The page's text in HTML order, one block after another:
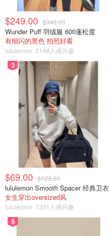
$249.00 $348.00
Wunder Puff 羽绒服 600蓬松度
有细闪的黑色 拍照好看
lululemon 2148人感兴趣
3
$69.00 $128.00
lululemon Smooth Spacer 经典卫衣
女生穿出oversized风
lululemon 1331人感兴趣
5